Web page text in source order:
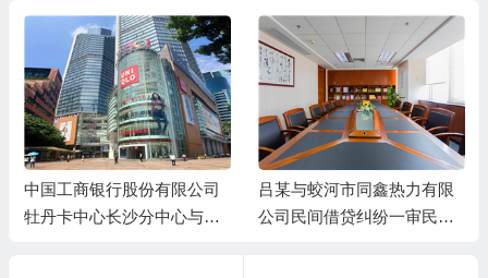
中国工商银行股份有限公司
牡丹卡中心长沙分中心与谷
吕某与蛟河市同鑫热力有限
公司民间借贷纠纷一审民事